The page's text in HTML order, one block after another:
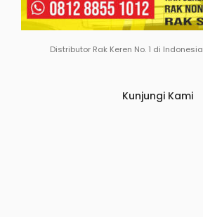
Distributor Rak Keren No. 1 di Indonesia
Kunjungi Kami